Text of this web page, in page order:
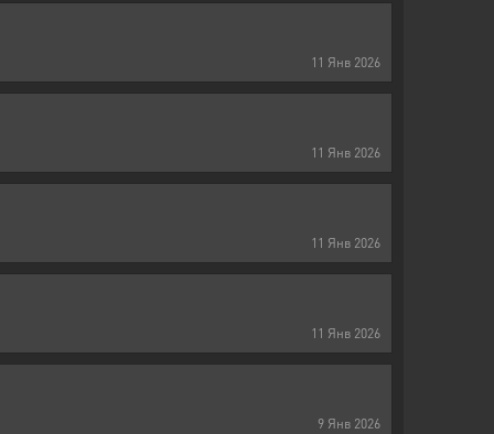
11 Янв 2026
11 Янв 2026
11 Янв 2026
11 Янв 2026
9 Янв 2026